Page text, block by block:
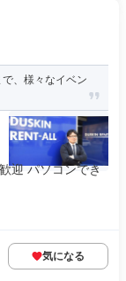
、様々なイベン
迎 パソコンでき
気になる